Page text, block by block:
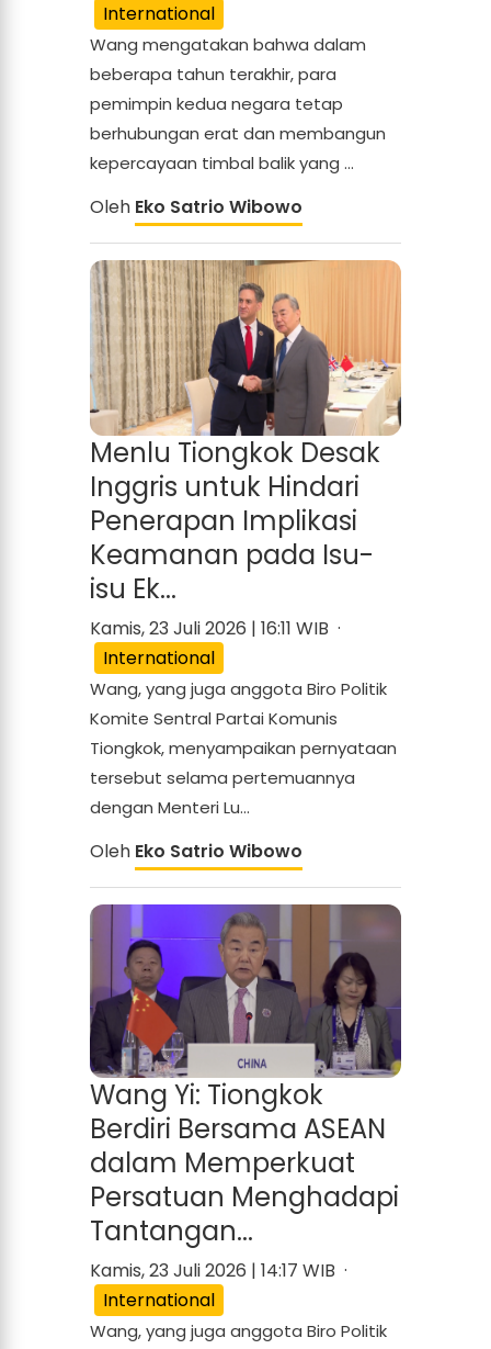
International
Wang mengatakan bahwa dalam
beberapa tahun terakhir, para
pemimpin kedua negara tetap
berhubungan erat dan membangun
kepercayaan timbal balik yang ...
Oleh Eko Satrio Wibowo
Menlu Tiongkok Desak
Inggris untuk Hindari
Penerapan Implikasi
Keamanan pada Isu-
isu Ek...
Kamis, 23 Juli 2026 | 16:11 WIB ·
International
Wang, yang juga anggota Biro Politik
Komite Sentral Partai Komunis
Tiongkok, menyampaikan pernyataan
tersebut selama pertemuannya
dengan Menteri Lu...
Oleh Eko Satrio Wibowo
Wang Yi: Tiongkok
Berdiri Bersama ASEAN
dalam Memperkuat
Persatuan Menghadapi
Tantangan...
Kamis, 23 Juli 2026 | 14:17 WIB ·
International
Wang, yang juga anggota Biro Politik